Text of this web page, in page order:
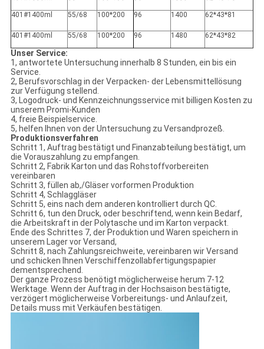
401#1400ml 55/68 100*200 96 1400 62*43*81
401#1400ml 55/68 100*200 96 1480 62*43*82
Unser Service:
1, antwortete Untersuchung innerhalb 8 Stunden, ein bis ein
Service.
2, Berufsvorschlag in der Verpacken- der Lebensmittellösung
zur Verfügung stellend.
3, Logodruck- und Kennzeichnungsservice mit billigen Kosten zu
unserem Promi-Kunden
4, freie Beispielservice.
5, helfen Ihnen von der Untersuchung zu Versandprozeß.
Produktionsverfahren
Schritt 1, Auftrag bestätigt und Finanzabteilung bestätigt, um
die Vorauszahlung zu empfangen.
Schritt 2, Fabrik Karton und das Rohstoffvorbereiten
vereinbaren
Schritt 3, füllen ab,/Gläser vorformen Produktion
Schritt 4, Schlaggläser
Schritt 5, eins nach dem anderen kontrolliert durch QC.
Schritt 6, tun den Druck, oder beschriftend, wenn kein Bedarf,
die Arbeitskraft in der Polytasche und im Karton verpackt.
Ende des Schrittes 7, der Produktion und Waren speichern in
unserem Lager vor Versand,
Schritt 8, nach Zahlungsreichweite, vereinbaren wir Versand
und schicken Ihnen Verschiffenzollabfertigungspapier
dementsprechend.
Der ganze Prozess benötigt möglicherweise herum 7-12
Werktage. Wenn der Auftrag in der Hochsaison bestätigte,
verzögert möglicherweise Vorbereitungs- und Anlaufzeit,
Details muss mit Verkäufen bestätigen.